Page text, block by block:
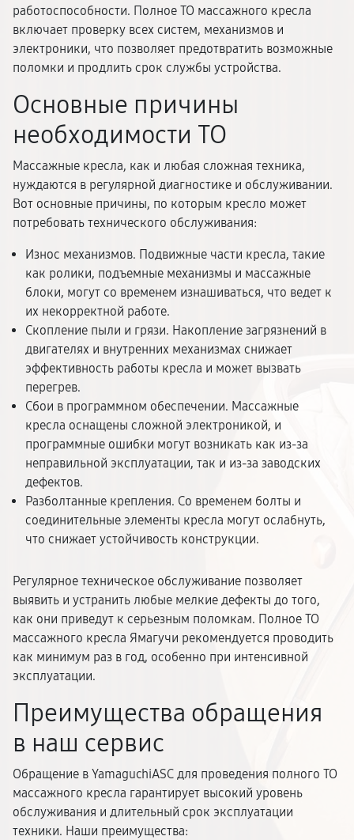
работоспособности. Полное ТО массажного кресла
включает проверку всех систем, механизмов и
электроники, что позволяет предотвратить возможные
поломки и продлить срок службы устройства.
Основные причины
необходимости ТО
Массажные кресла, как и любая сложная техника,
нуждаются в регулярной диагностике и обслуживании.
Вот основные причины, по которым кресло может
потребовать технического обслуживания:
Износ механизмов. Подвижные части кресла, такие
как ролики, подъемные механизмы и массажные
блоки, могут со временем изнашиваться, что ведет к
их некорректной работе.
Скопление пыли и грязи. Накопление загрязнений в
двигателях и внутренних механизмах снижает
эффективность работы кресла и может вызвать
перегрев.
Сбои в программном обеспечении. Массажные
кресла оснащены сложной электроникой, и
программные ошибки могут возникать как из-за
неправильной эксплуатации, так и из-за заводских
дефектов.
Разболтанные крепления. Со временем болты и
соединительные элементы кресла могут ослабнуть,
что снижает устойчивость конструкции.
Регулярное техническое обслуживание позволяет
выявить и устранить любые мелкие дефекты до того,
как они приведут к серьезным поломкам. Полное ТО
массажного кресла Ямагучи рекомендуется проводить
как минимум раз в год, особенно при интенсивной
эксплуатации.
Преимущества обращения
в наш сервис
Обращение в YamaguchiASC для проведения полного ТО
массажного кресла гарантирует высокий уровень
обслуживания и длительный срок эксплуатации
техники. Наши преимущества: